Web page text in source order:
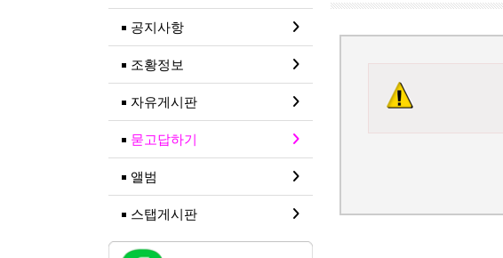
공지사항
조황정보
자유게시판
묻고답하기
앨범
스탭게시판